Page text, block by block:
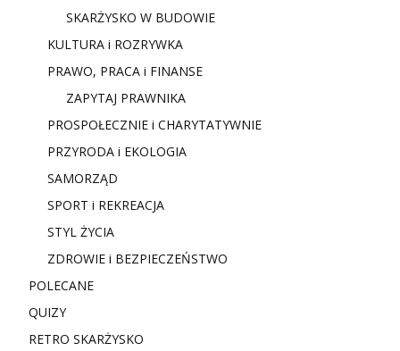
SKARŻYSKO W BUDOWIE
KULTURA i ROZRYWKA
PRAWO, PRACA i FINANSE
ZAPYTAJ PRAWNIKA
PROSPOŁECZNIE i CHARYTATYWNIE
PRZYRODA i EKOLOGIA
SAMORZĄD
SPORT i REKREACJA
STYL ŻYCIA
ZDROWIE i BEZPIECZEŃSTWO
POLECANE
QUIZY
RETRO SKARŻYSKO